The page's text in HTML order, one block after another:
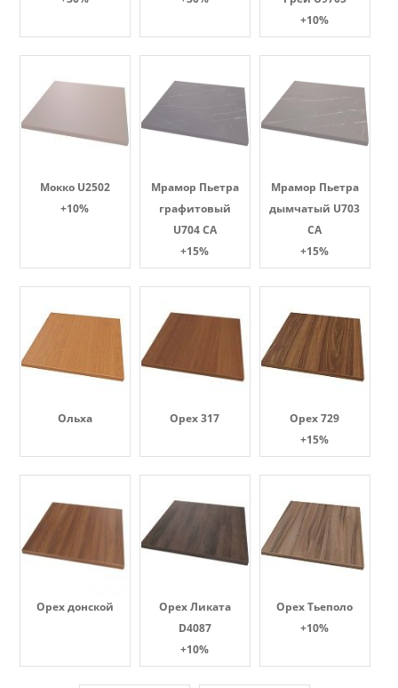
+10%
Мокко U2502
+10%
Мрамор Пьетра
графитовый
U704 CA
+15%
Мрамор Пьетра
дымчатый U703
CA
+15%
Ольха Орех 317
Орех 729
+15%
Орех донской
Орех Ликата
D4087
+10%
Орех Тьеполо
+10%